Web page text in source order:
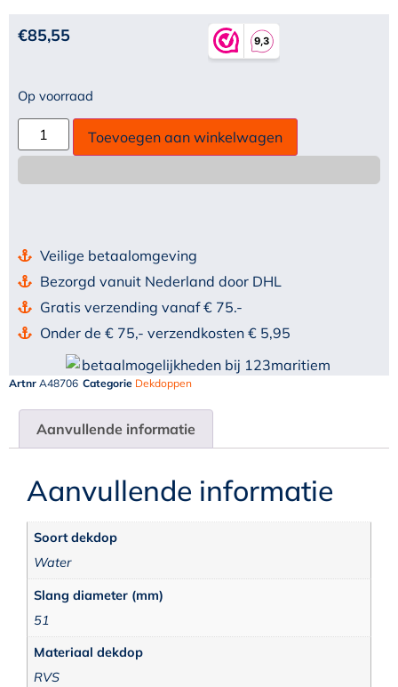
€85,55
Op voorraad
Toevoegen aan winkelwagen
Veilige betaalomgeving
Bezorgd vanuit Nederland door DHL
Gratis verzending vanaf € 75.-
Onder de € 75,- verzendkosten € 5,95
Artnr A48706 Categorie Dekdoppen
Aanvullende informatie
Aanvullende informatie
Soort dekdop
Water
Slang diameter (mm)
51
Materiaal dekdop
RVS